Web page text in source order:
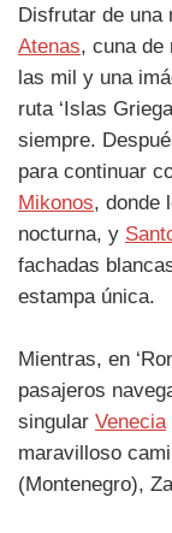
Disfrutar de una
Atenas, cuna de
las mil y una
ruta ‘Islas
siempre.
para continuar
Mikonos, donde
nocturna, y
fachadas
estampa única.
Mientras, en
pasajeros
singular Venecia
maravilloso
(Montenegro),